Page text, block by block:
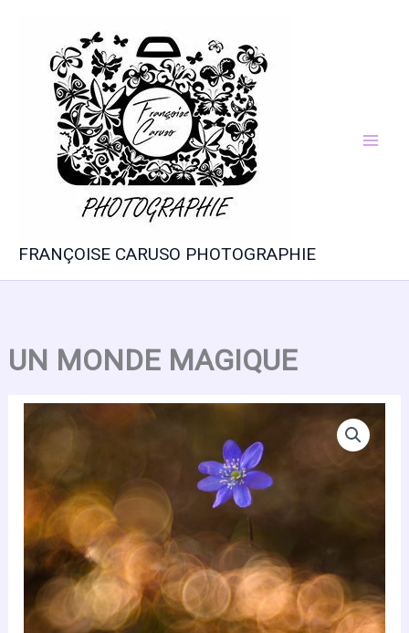
contenu
FRANÇOISE CARUSO PHOTOGRAPHIE
UN MONDE MAGIQUE